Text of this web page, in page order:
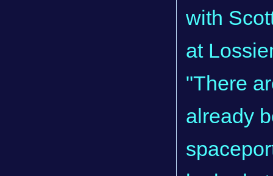
with
at
"There
already